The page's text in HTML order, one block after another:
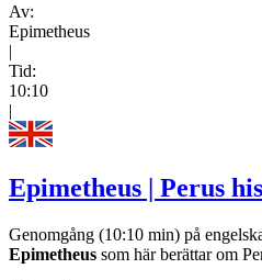
Av:
Epimetheus
|
Tid:
10:10
|
Epimetheus | Perus
Genomgång (10:10 min) på
Epimetheus som här berättar om